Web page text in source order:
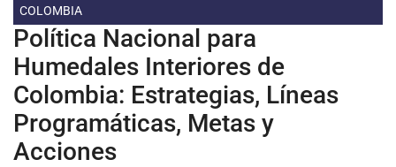
COLOMBIA
Política Nacional para
Humedales Interiores de
Colombia: Estrategias, Líneas
Programáticas, Metas y
Acciones